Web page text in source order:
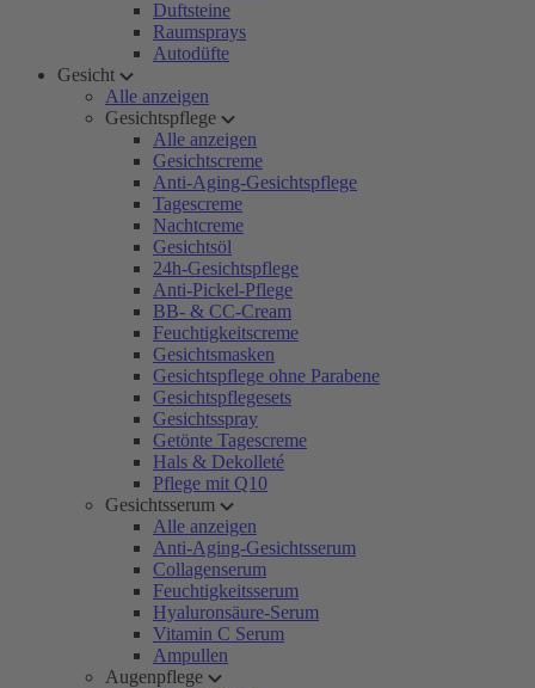
Duftsteine
Raumsprays
Autodüfte
Gesicht
Alle anzeigen
Gesichtspflege
Alle anzeigen
Gesichtscreme
Anti-Aging-Gesichtspflege
Tagescreme
Nachtcreme
Gesichtsöl
24h-Gesichtspflege
Anti-Pickel-Pflege
BB- & CC-Cream
Feuchtigkeitscreme
Gesichtsmasken
Gesichtspflege ohne Parabene
Gesichtspflegesets
Gesichtsspray
Getönte Tagescreme
Hals & Dekolleté
Pflege mit Q10
Gesichtsserum
Alle anzeigen
Anti-Aging-Gesichtsserum
Collagenserum
Feuchtigkeitsserum
Hyaluronsäure-Serum
Vitamin C Serum
Ampullen
Augenpflege